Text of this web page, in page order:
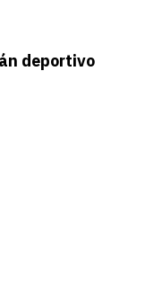
deportivo